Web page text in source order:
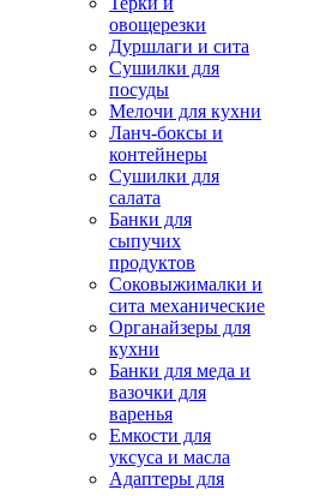
овощерезки
Дуршлаги и сита
Сушилки для
посуды
Мелочи для кухни
Ланч-боксы и
контейнеры
Сушилки для
салата
Банки для
сыпучих
продуктов
Соковыжималки и
сита механические
Органайзеры для
кухни
Банки для меда и
вазочки для
варенья
Емкости для
уксуса и масла
Адаптеры для